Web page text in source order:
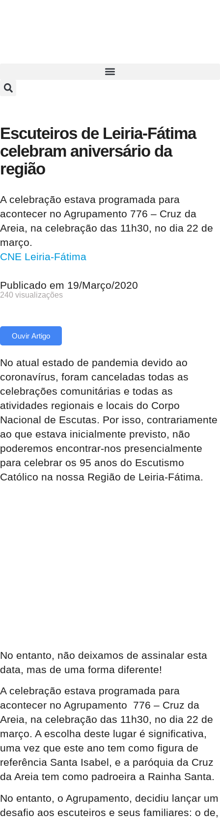
Escuteiros de Leiria-Fátima
celebram aniversário da
região
A celebração estava programada para
acontecer no Agrupamento 776 – Cruz da
Areia, na celebração das 11h30, no dia 22 de
março.
CNE Leiria-Fátima
Publicado em 19/Março/2020
240 visualizações
Ouvir Artigo
No atual estado de pandemia devido ao
coronavírus, foram canceladas todas as
celebrações comunitárias e todas as
atividades regionais e locais do Corpo
Nacional de Escutas. Por isso, contrariamente
ao que estava inicialmente previsto, não
poderemos encontrar-nos presencialmente
para celebrar os 95 anos do Escutismo
Católico na nossa Região de Leiria-Fátima.
No entanto, não deixamos de assinalar esta
data, mas de uma forma diferente!
A celebração estava programada para
acontecer no Agrupamento 776 – Cruz da
Areia, na celebração das 11h30, no dia 22 de
março. A escolha deste lugar é significativa,
uma vez que este ano tem como figura de
referência Santa Isabel, e a paróquia da Cruz
da Areia tem como padroeira a Rainha Santa.
No entanto, o Agrupamento, decidiu lançar um
desafio aos escuteiros e seus familiares: o de,